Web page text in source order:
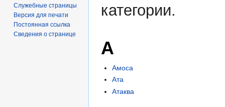
категории.
А
Амоса
Ата
Атаква
Служебные страницы
Версия для печати
Постоянная ссылка
Сведения о странице